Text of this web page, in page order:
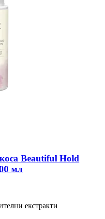
Beautiful Hold
мл
екстракти